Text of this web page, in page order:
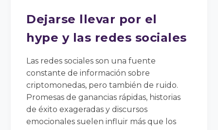
Dejarse llevar por el
hype y las redes sociales
Las redes sociales son una fuente
constante de información sobre
criptomonedas, pero también de ruido.
Promesas de ganancias rápidas, historias
de éxito exageradas y discursos
emocionales suelen influir más que los